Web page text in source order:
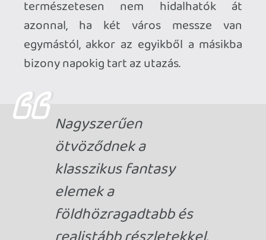
A saját fejlesztésű - de egyébként
egyszerű - szabályrendszer sem jelent
túl sok nehezítést, érezhető, hogy nem
az volt a cél, hogy a játékost minden
harmadik fejezetpontnál megszívassa a
könyv, hanem az, hogy hagyja órákon át
nyomozni, így a végén kell csak lehúzni a
összegyűjteni. Nagyszerű ötlet volt az is,
hogy a két karakter kapott néhány egyedi